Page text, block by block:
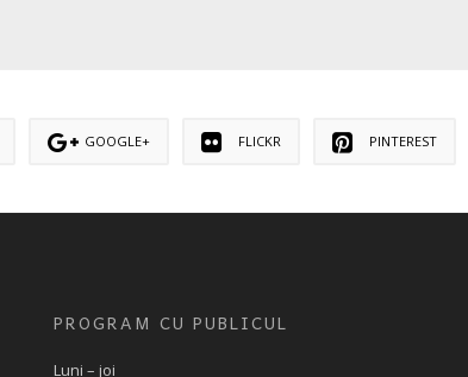
GOOGLE+ FLICKR PINTEREST
PROGRAM CU PUBLICUL
Luni – joi